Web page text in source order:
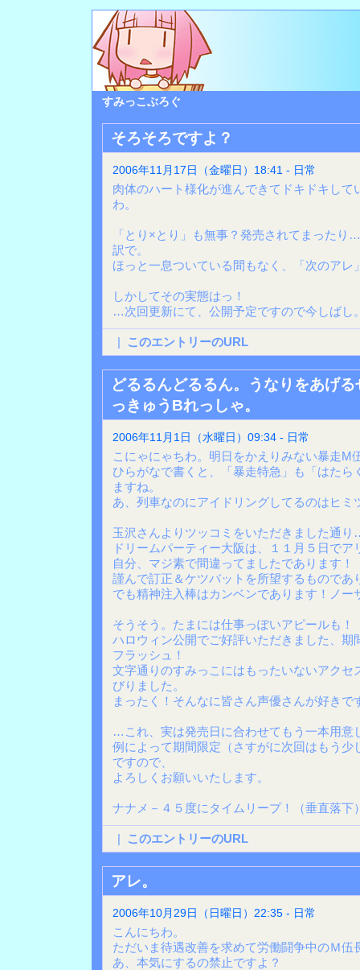
すみっこぶろぐ
そろそろですよ？
2006年11月17日（金曜日）18:41 - 日常
肉体のハート様化が進んできてドキドキして
わ。
「とり×とり」も無事？発売されてまった
訳で。
ほっと一息ついている間もなく、「次のアレ
しかしてその実態はっ！
…次回更新にて、公開予定ですので今しばし
| このエントリーのURL
どるるんどるるん。うなりをあげ
っきゅうBれっしゃ。
2006年11月1日（水曜日）09:34 - 日常
こにゃにゃちわ。明日をかえりみない暴走M
ひらがなで書くと、「暴走特急」も「はたら
ますね。
あ、列車なのにアイドリングしてるのはヒミ
玉沢さんよりツッコミをいただきました通
ドリームパーティー大阪は、１１月５日でア
自分、マジ素で間違ってましたであります！
謹んで訂正＆ケツバットを所望するものであ
でも精神注入棒はカンベンであります！ノー
そうそう。たまには仕事っぽいアピールも！
ハロウィン公開でご好評いただきました、期
フラッシュ！
文字通りのすみっこにはもったいないアクセ
びりました。
まったく！そんなに皆さん声優さんが好き
…これ、実は発売日に合わせてもう一本用意
例によって期間限定（さすがに次回はもう少
ですので、
よろしくお願いいたします。
ナナメ－４５度にタイムリープ！（垂直落下
| このエントリーのURL
アレ。
2006年10月29日（日曜日）22:35 - 日常
こんにちわ。
ただいま待遇改善を求めて労働闘争中のＭ伍
あ、本気にするの禁止ですよ？